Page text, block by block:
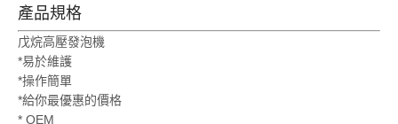
產品規格
戊烷高壓發泡機
*易於維護
*操作簡單
*給你最優惠的價格
* OEM